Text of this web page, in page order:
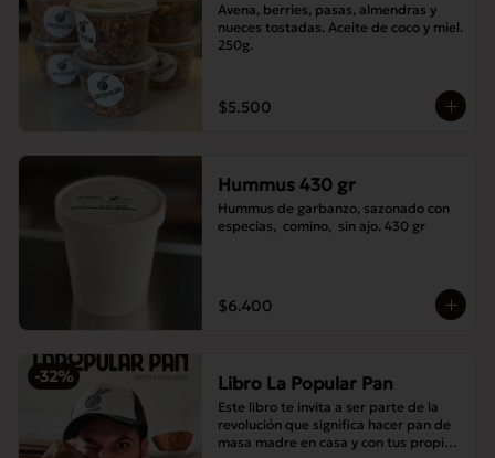
Avena, berries, pasas, almendras y
nueces tostadas. Aceite de coco y miel.
250g.
$5.500
Hummus 430 gr
Hummus de garbanzo, sazonado con
especias,  comino,  sin ajo. 430 gr
$6.400
-32% Libro La Popular Pan
Este libro te invita a ser parte de la
revolución que significa hacer pan de
masa madre en casa y con tus propias